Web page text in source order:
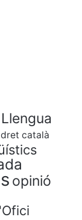
dret català
opinió